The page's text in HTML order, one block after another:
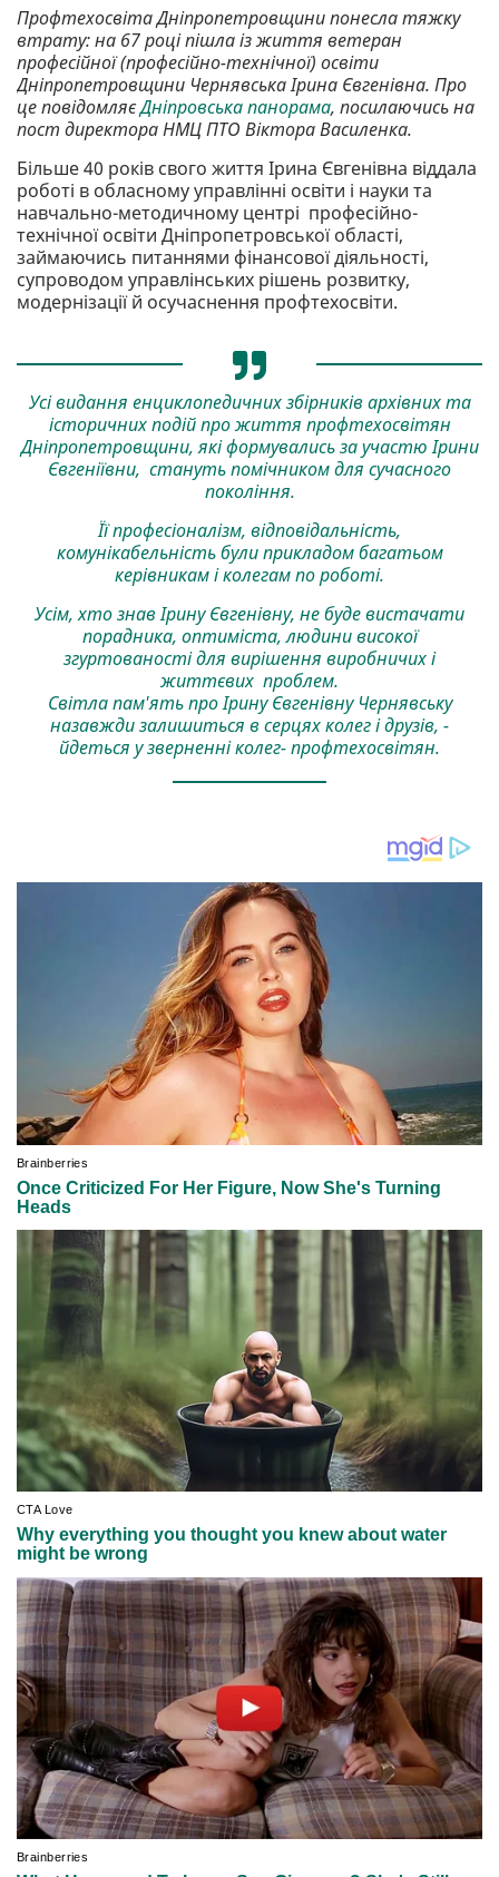
Профтехосвіта Дніпропетровщини понесла тяжку
втрату: на 67 році пішла із життя ветеран
професійної (професійно-технічної) освіти
Дніпропетровщини Чернявська Ірина Євгенівна. Про
це повідомляєДніпровська панорама, посилаючись на
пост директора НМЦ ПТО Віктора Василенка.
Більше 40 років свого життя Ірина Євгенівна віддала
роботі в обласному управлінні освіти і науки та
навчально-методичному центрі професійно-
технічної освіти Дніпропетровської області,
займаючись питаннями фінансової діяльності,
супроводом управлінських рішень розвитку,
модернізації й осучаснення профтехосвіти.
Усі видання енциклопедичних збірників архівних та
історичних подій про життя профтехосвітян
Дніпропетровщини, які формувались за участю Ірини
Євгеніївни, стануть помічником для сучасного
покоління.
Її професіоналізм, відповідальність,
комунікабельність були прикладом багатьом
керівникам і колегам по роботі.
Усім, хто знав Ірину Євгенівну, не буде вистачати
порадника, оптиміста, людини високої
згуртованості для вирішення виробничих і
життєвих проблем.
Світла пам'ять про Ірину Євгенівну Чернявську
назавжди залишиться в серцях колег і друзів, -
йдеться у зверненні колег- профтехосвітян.